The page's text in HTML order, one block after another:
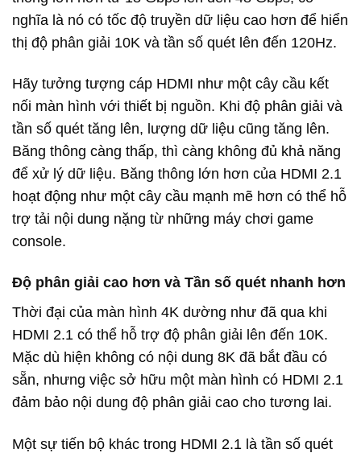
nghĩa là nó có tốc độ truyền dữ liệu cao hơn để hiển
thị độ phân giải 10K và tần số quét lên đến 120Hz.
Hãy tưởng tượng cáp HDMI như một cây cầu kết
nối màn hình với thiết bị nguồn. Khi độ phân giải và
tần số quét tăng lên, lượng dữ liệu cũng tăng lên.
Băng thông càng thấp, thì càng không đủ khả năng
để xử lý dữ liệu. Băng thông lớn hơn của HDMI 2.1
hoạt động như một cây cầu mạnh mẽ hơn có thể hỗ
trợ tải nội dung nặng từ những máy chơi game
console.
Độ phân giải cao hơn và Tần số quét nhanh hơn
Thời đại của màn hình 4K dường như đã qua khi
HDMI 2.1 có thể hỗ trợ độ phân giải lên đến 10K.
Mặc dù hiện không có nội dung 8K đã bắt đầu có
sẵn, nhưng việc sở hữu một màn hình có HDMI 2.1
đảm bảo nội dung độ phân giải cao cho tương lai.
Một sự tiến bộ khác trong HDMI 2.1 là tần số quét